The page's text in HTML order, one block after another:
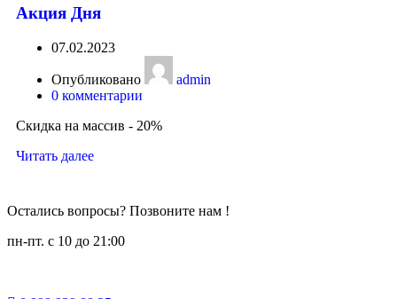
Акция Дня
07.02.2023
Опубликовано
admin
0 комментарии
Скидка на массив - 20%
Читать далее
Остались вопросы? Позвоните нам !
пн-пт. c 10 до 21:00